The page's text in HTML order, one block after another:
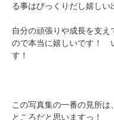
る事はびっくりだし嬉しい
自分の頑張りや成長を支
ので本当に嬉しいです！
す！
この写真集の一番の見所
ところだと思いますっ！